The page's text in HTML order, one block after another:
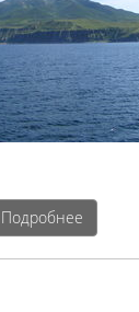
Подробнее